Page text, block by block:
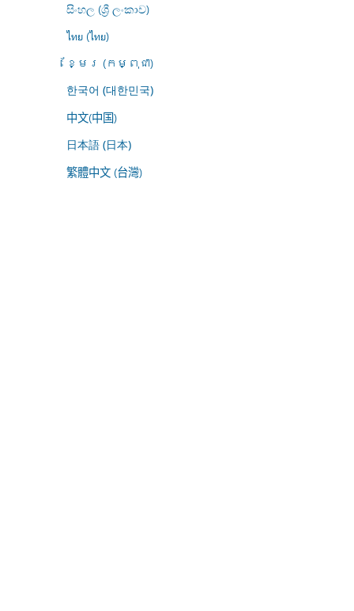
සිංහල (ශ්‍රී ලංකාව)
ไทย (ไทย)
ខ្មែរ (កម្ពុជា)
한국어 (대한민국)
中文(中国)
日本語 (日本)
繁體中文 (台灣)